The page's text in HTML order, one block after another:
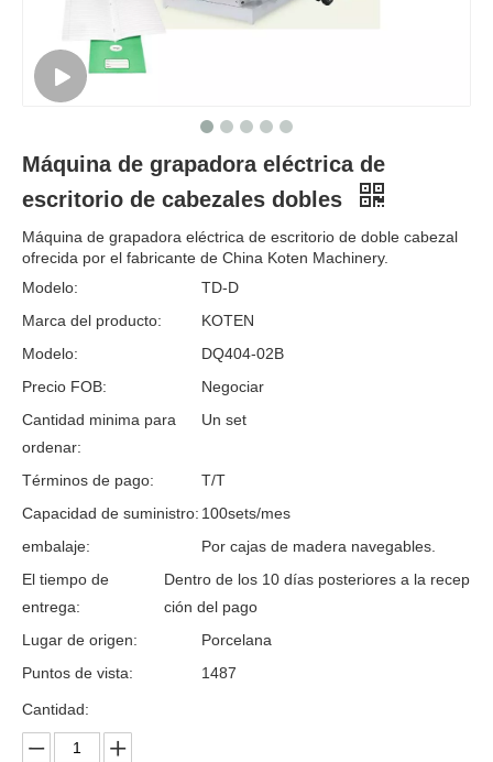
Máquina de grapadora eléctrica de
escritorio de cabezales dobles
Máquina de grapadora eléctrica de escritorio de doble cabezal
ofrecida por el fabricante de China Koten Machinery.
Modelo:
TD-D
Marca del producto:
KOTEN
Modelo:
DQ404-02B
Precio FOB:
Negociar
Cantidad minima para
ordenar:
Un set
Términos de pago:
T/T
Capacidad de suministro: 100sets/mes
embalaje:
Por cajas de madera navegables.
El tiempo de
entrega:
Dentro de los 10 días posteriores a la recep
ción del pago
Lugar de origen:
Porcelana
Puntos de vista:
1487
Cantidad: